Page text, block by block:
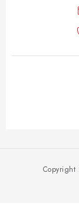
Copyright